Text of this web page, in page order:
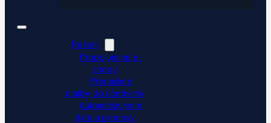
Řešení
Propojujeme e-
shopy
Přenášíme
platby do účetnictví
Automatizujeme
data a procesy